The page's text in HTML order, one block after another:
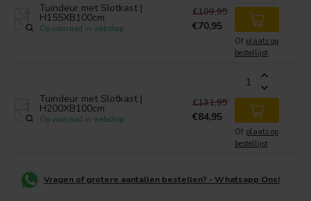
Tuindeur met Slotkast |
H155XB100cm
Op voorraad in webshop
€109,95
€70,95
Of plaats op
bestellijst
Tuindeur met Slotkast |
H200XB100cm
Op voorraad in webshop
€131,95
€84,95
Of plaats op
bestellijst
Vragen of grotere aantallen bestellen? - Whatsapp Ons!